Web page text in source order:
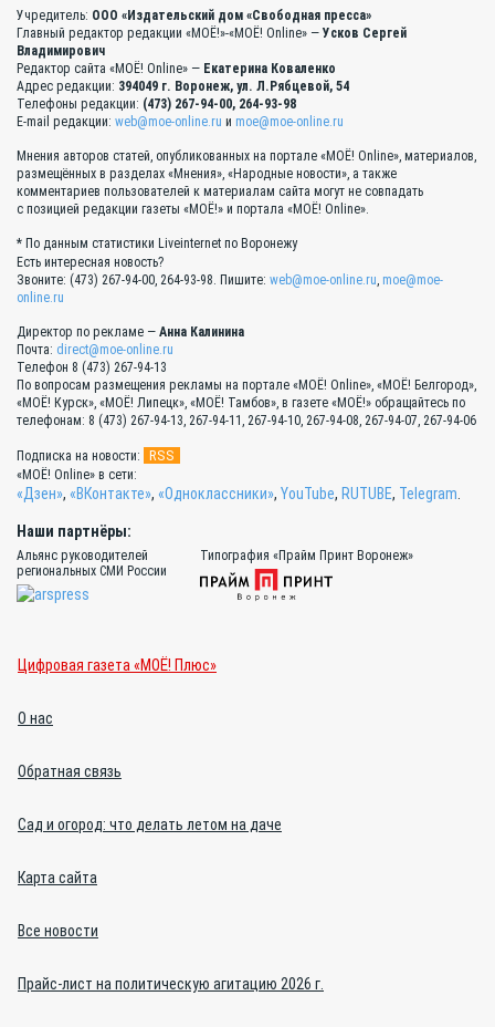
Учредитель: ООО «Издательский дом «Свободная пресса»
Главный редактор редакции «МОЁ!»-«МОЁ! Online» — Усков Сергей
Владимирович
Редактор сайта «МОЁ! Online» — Екатерина Коваленко
Адрес редакции: 394049 г. Воронеж, ул. Л.Рябцевой, 54
Телефоны редакции: (473) 267-94-00, 264-93-98
E-mail редакции: web@moe-online.ru и moe@moe-online.ru
Мнения авторов статей, опубликованных на портале «МОЁ! Online», материалов,
размещённых в разделах «Мнения», «Народные новости», а также
комментариев пользователей к материалам сайта могут не совпадать
с позицией редакции газеты «МОЁ!» и портала «МОЁ! Online».
* По данным статистики Liveinternet по Воронежу
Есть интересная новость?
Звоните: (473) 267-94-00, 264-93-98. Пишите: web@moe-online.ru, moe@moe-
online.ru
Директор по рекламе — Анна Калинина
Почта: direct@moe-online.ru
Телефон 8 (473) 267-94-13
По вопросам размещения рекламы на портале «МОЁ! Online», «МОЁ! Белгород»,
«МОЁ! Курск», «МОЁ! Липецк», «МОЁ! Тамбов», в газете «МОЁ!» обращайтесь по
телефонам: 8 (473) 267-94-13, 267-94-11, 267-94-10, 267-94-08, 267-94-07, 267-94-06
Подписка на новости: RSS
«МОЁ! Online» в сети:
«Дзен», «ВКонтакте», «Одноклассники», YouTube, RUTUBE, Telegram.
Наши партнёры:
Альянс руководителей
региональных СМИ России
Типография «Прайм Принт Воронеж»
Цифровая газета «МОЁ! Плюс»
О нас
Обратная связь
Сад и огород: что делать летом на даче
Карта сайта
Все новости
Прайс-лист на политическую агитацию 2026 г.